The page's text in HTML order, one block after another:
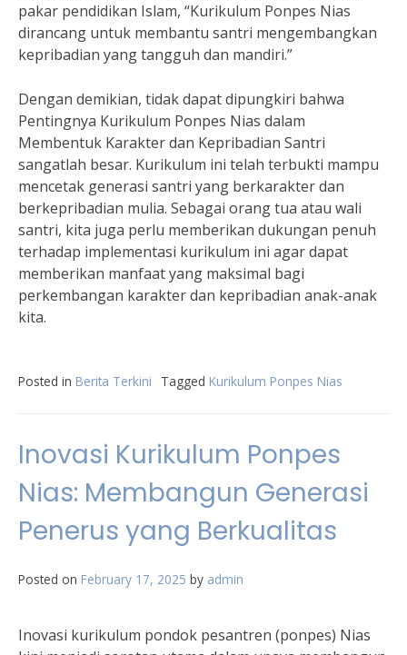
pakar pendidikan Islam, “Kurikulum Ponpes Nias
dirancang untuk membantu santri mengembangkan
kepribadian yang tangguh dan mandiri.”
Dengan demikian, tidak dapat dipungkiri bahwa
Pentingnya Kurikulum Ponpes Nias dalam
Membentuk Karakter dan Kepribadian Santri
sangatlah besar. Kurikulum ini telah terbukti mampu
mencetak generasi santri yang berkarakter dan
berkepribadian mulia. Sebagai orang tua atau wali
santri, kita juga perlu memberikan dukungan penuh
terhadap implementasi kurikulum ini agar dapat
memberikan manfaat yang maksimal bagi
perkembangan karakter dan kepribadian anak-anak
kita.
Posted in Berita Terkini Tagged Kurikulum Ponpes Nias
Inovasi Kurikulum Ponpes
Nias: Membangun Generasi
Penerus yang Berkualitas
Posted on February 17, 2025 by admin
Inovasi kurikulum pondok pesantren (ponpes) Nias